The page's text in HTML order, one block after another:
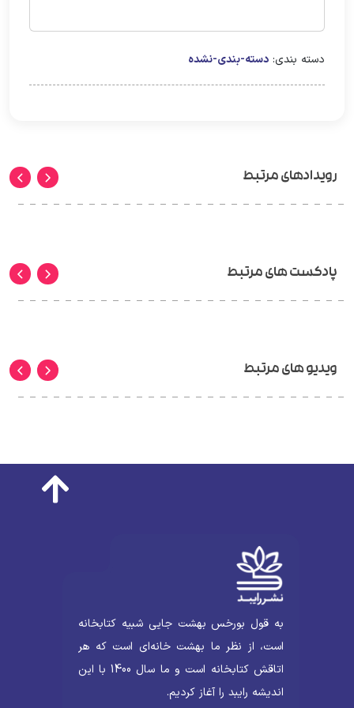
دسته بندی:دسته-بندی-نشده
رویدادهای مرتبط
پادکست های مرتبط
ویدیو های مرتبط
به قول بورخس بهشت جایی شبیه کتابخانه
است، از نظر ما بهشت خانه‌ای است که هر
اتاقش کتابخانه است و ما سال 1400 با این
اندیشه رایبد را آغاز کردیم.